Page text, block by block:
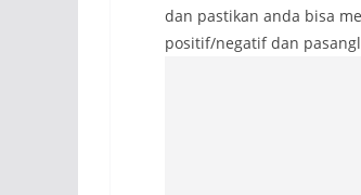
dan pastikan anda bisa
positif/negatif dan